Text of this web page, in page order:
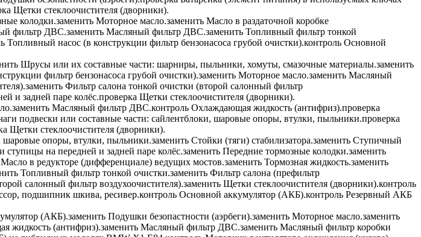
Щетки стеклоочистителя (дворники).
колодки.заменить Моторное масло.заменить Масло в раздаточной коробке
фильтр ДВС.заменить Масляный фильтр ДВС.заменить Топливный фильтр тонкой
Топливный насос (в конструкции фильтр бензонасоса грубой очистки).контроль Основной
Шрусы или их составные части: шарниры, пыльники, хомуты, смазочные материалы.заменить
фильтр бензонасоса грубой очистки).заменить Моторное масло.заменить Масляный
заменить Фильтр салона тонкой очистки (второй салонный фильтр
и задней паре колёс.проверка Щетки стеклоочистителя (дворники).
заменить Масляный фильтр ДВС.контроль Охлаждающая жидкость (антифриз).проверка
подвески или составные части: сайлентблоки, шаровые опоры, втулки, пыльники.проверка
Щетки стеклоочистителя (дворники).
шаровые опоры, втулки, пыльники.заменить Стойки (тяги) стабилизатора.заменить Ступичный
ступицы на передней и задней паре колёс.заменить Передние тормозные колодки.заменить
Масло в редукторе (дифференциале) ведущих мостов.заменить Тормозная жидкость.заменить
Топливный фильтр тонкой очистки.заменить Фильтр салона (префильтр
салонный фильтр воздухоочистителя).заменить Щетки стеклоочистителя (дворники).контроль
подшипник шкива, ресивер.контроль Основной аккумулятор (АКБ).контроль Резервный АКБ
(АКБ).заменить Подушки безопастности (аэрбеги).заменить Моторное масло.заменить
жидкость (антифриз).заменить Масляный фильтр ДВС.заменить Масляный фильтр коробки